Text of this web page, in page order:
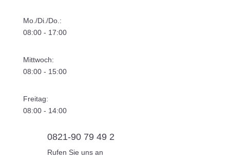
Mo./Di./Do.:
08:00 - 17:00
Mittwoch:
08:00 - 15:00
Freitag:
08:00 - 14:00
0821-90 79 49 2
Rufen Sie uns an